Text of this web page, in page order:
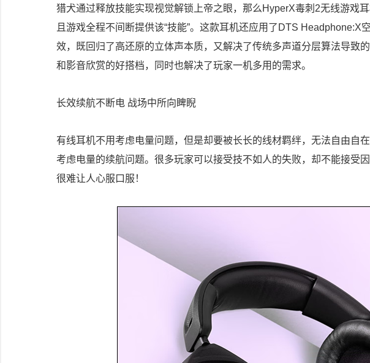
猎犬通过释放技能实现视觉解锁上帝之眼，那么HyperX毒刺2无线游戏
且游戏全程不间断提供该“技能”。这款耳机还应用了DTS Headphone:X
效，既回归了高还原的立体声本质，又解决了传统多声道分层算法导致
和影音欣赏的好搭档，同时也解决了玩家一机多用的需求。
长效续航不断电 战场中所向睥睨
有线耳机不用考虑电量问题，但是却要被长长的线材羁绊，无法自由自
考虑电量的续航问题。很多玩家可以接受技不如人的失败，却不能接受
很难让人心服口服！